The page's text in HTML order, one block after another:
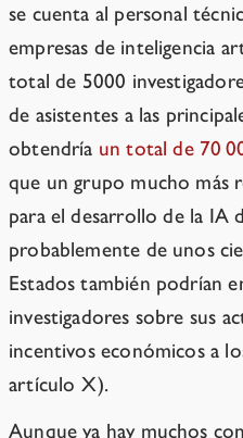
se cuenta al personal
empresas de inteligencia
total de 5000
de asistentes a las
obtendría un total de 70
que un grupo mucho más
para el desarrollo de la IA
probablemente de unos
Estados también podrían
investigadores sobre sus
incentivos económicos a
artículo X).
Aunque ya hay muchos